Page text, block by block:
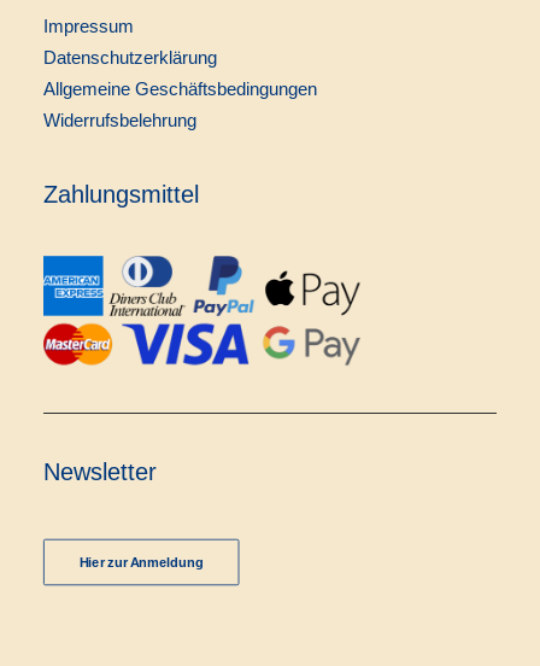
Impressum
Datenschutzerklärung
Allgemeine Geschäftsbedingungen
Widerrufsbelehrung
Zahlungsmittel
Newsletter
Hier zur Anmeldung